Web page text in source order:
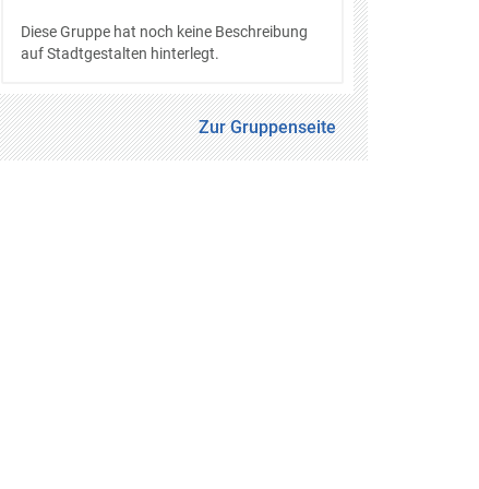
Diese Gruppe hat noch keine Beschreibung
auf Stadtgestalten hinterlegt.
Zur Gruppenseite